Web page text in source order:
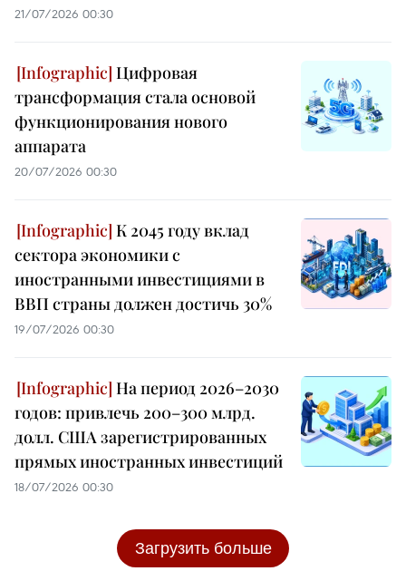
21/07/2026 00:30
Цифровая
трансформация стала основой
функционирования нового
аппарата
20/07/2026 00:30
К 2045 году вклад
сектора экономики с
иностранными инвестициями в
ВВП страны должен достичь 30%
19/07/2026 00:30
На период 2026–2030
годов: привлечь 200–300 млрд.
долл. США зарегистрированных
прямых иностранных инвестиций
18/07/2026 00:30
Загрузить больше